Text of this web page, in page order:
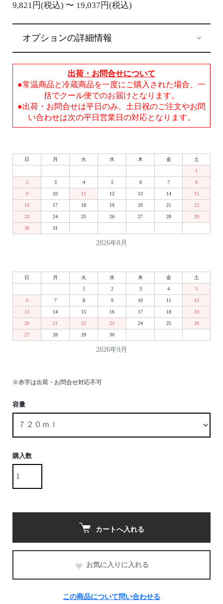
9,821円(税込) 〜 19,037円(税込)
オプションの詳細情報
出荷・お問合せについて
●常温商品と冷蔵商品を一度にご購入された場合、一
括でクール便でのお届けとなります。
●出荷・お問合せは平日のみ。土日祝のご注文やお問
い合わせは次の平日営業日の対応となります。
2026年8月
日 月 火 水 木 金 土
1
2 3 4 5 6 7 8
9 10 11 12 13 14 15
16 17 18 19 20 21 22
23 24 25 26 27 28 29
30 31
2026年9月
日 月 火 水 木 金 土
1 2 3 4 5
6 7 8 9 10 11 12
13 14 15 16 17 18 19
20 21 22 23 24 25 26
27 28 29 30
※赤字は出荷・お問合せ対応不可
容量
購入数
カートへ入れる
お気に入りに入れる
この商品について問い合わせる